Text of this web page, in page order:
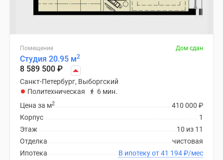
Помещение Дом сдан
Студия 20.95 м2
8 589 500 ₽
Санкт-Петербург, Выборгский
Политехническая
6 мин.
410 000 ₽
Цена за м2
1
Корпус
10 из 11
Этаж
чистовая
Отделка
В ипотеку от 41 194₽/мес
Ипотека